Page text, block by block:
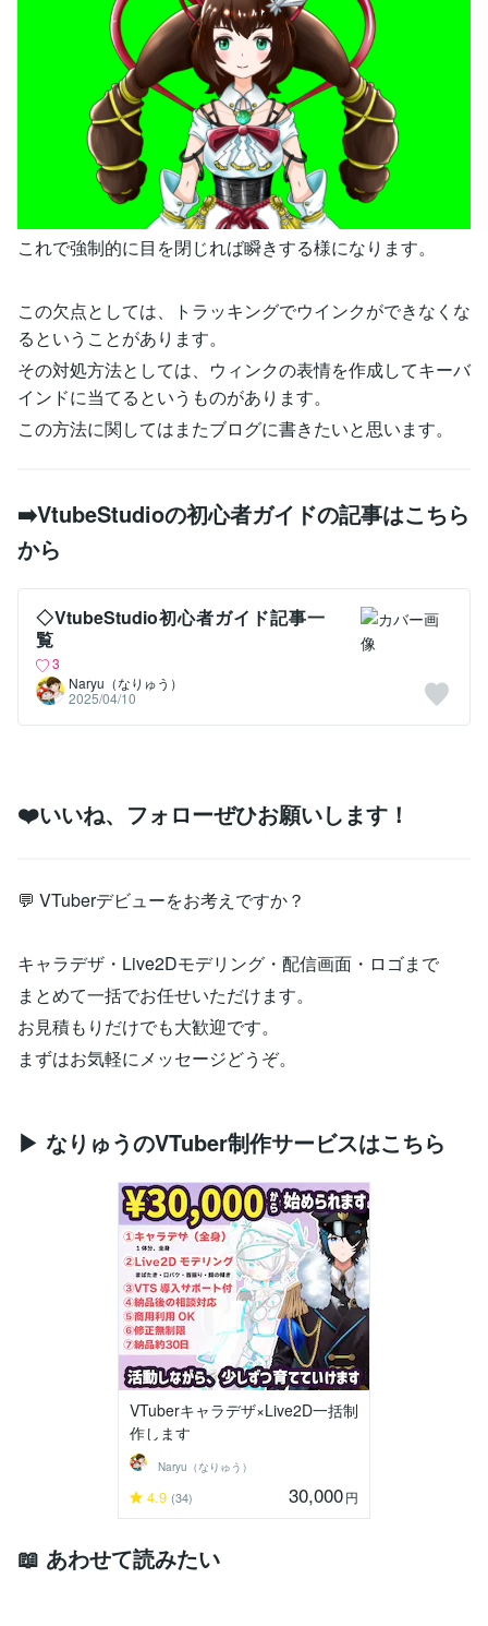
これで強制的に目を閉じれば瞬きする様になります。
この欠点としては、トラッキングでウインクができなくな
るということがあります。
その対処方法としては、ウィンクの表情を作成してキーバ
インドに当てるというものがあります。
この方法に関してはまたブログに書きたいと思います。
➡️VtubeStudioの初心者ガイドの記事はこちら
から
◇VtubeStudio初心者ガイド記事一
覧
3
Naryu（なりゅう）
2025/04/10
❤️いいね、フォローぜひお願いします！
💬 VTuberデビューをお考えですか？
キャラデザ・Live2Dモデリング・配信画面・ロゴまで
まとめて一括でお任せいただけます。
お見積もりだけでも大歓迎です。
まずはお気軽にメッセージどうぞ。
▶ なりゅうのVTuber制作サービスはこちら
VTuberキャラデザ×Live2D一括制
作します
Naryu（なりゅう）
4.9 (34) 30,000円
📖 あわせて読みたい